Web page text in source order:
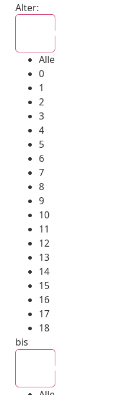
Alter:
Alle
0
1
2
3
4
5
6
7
8
9
10
11
12
13
14
15
16
17
18
bis